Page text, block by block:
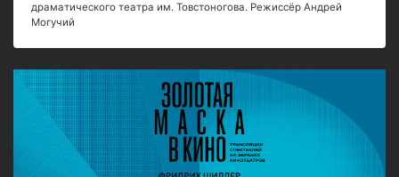
драматического театра им. Товстоногова. Режиссёр Андрей
Могучий